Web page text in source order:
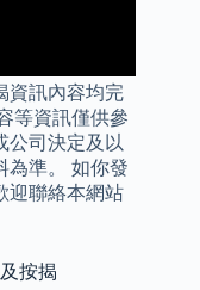
資訊內容均完
等資訊僅供參
公司決定及以
為準。 如你發
迎聯絡本網站
按揭